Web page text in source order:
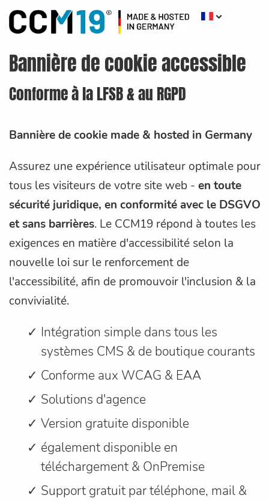
Bannière de cookie accessible
Conforme à la LFSB & au RGPD
Bannière de cookie made & hosted in Germany
Assurez une expérience utilisateur optimale pour
tous les visiteurs de votre site web - en toute
sécurité juridique, en conformité avec le DSGVO
et sans barrières. Le CCM19 répond à toutes les
exigences en matière d'accessibilité selon la
nouvelle loi sur le renforcement de
l'accessibilité, afin de promouvoir l'inclusion & la
convivialité.
Intégration simple dans tous les
systèmes CMS & de boutique courants
Conforme aux WCAG & EAA
Solutions d'agence
Version gratuite disponible
également disponible en
téléchargement & OnPremise
Support gratuit par téléphone, mail &